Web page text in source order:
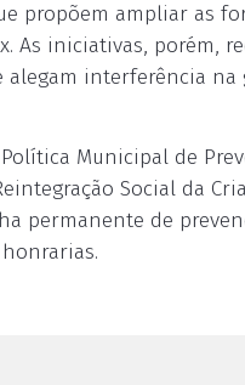
propõem ampliar as
As iniciativas, porém,
alegam interferência
Municipal de
Social da
permanente de